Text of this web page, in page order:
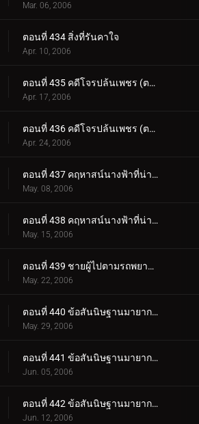
Mar. 06, 2006
ตอนที่ 434 สิ่งที่รันคาใจ
Apr. 10, 2006
ตอนที่ 435 คดีโจรปล้นเพชร (ตอนแรก)
Apr. 17, 2006
ตอนที่ 436 คดีโจรปล้นเพชร (ตอนจบ)
Apr. 24, 2006
ตอนที่ 437 คฤหาสน์นางฟ้าที่น่าพิศวง (ตอนแรก)
May. 08, 2006
ตอนที่ 438 คฤหาสน์นางฟ้าที่น่าพิศวง (ตอนจบ)
May. 15, 2006
ตอนที่ 439 ชายผู้ไปตามรถพยาบาล
May. 22, 2006
ตอนที่ 440 ข้อสันนิษฐานมายากลของโคนันและเฮจิ (ภาควางกับดัก)
May. 29, 2006
ตอนที่ 441 ข้อสันนิษฐานมายากลของโคนันและเฮจิ (ภาคคฤหาสน์)
Jun. 05, 2006
ตอนที่ 442 ข้อสันนิษฐานมายากลของโคนันและเฮจิ (ภาคไขปริศนา)
Jun. 12, 2006